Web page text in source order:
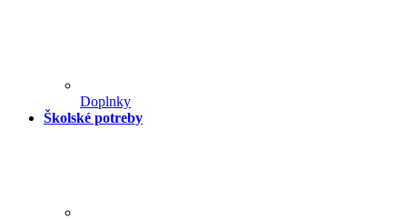
Doplnky
Školské potreby